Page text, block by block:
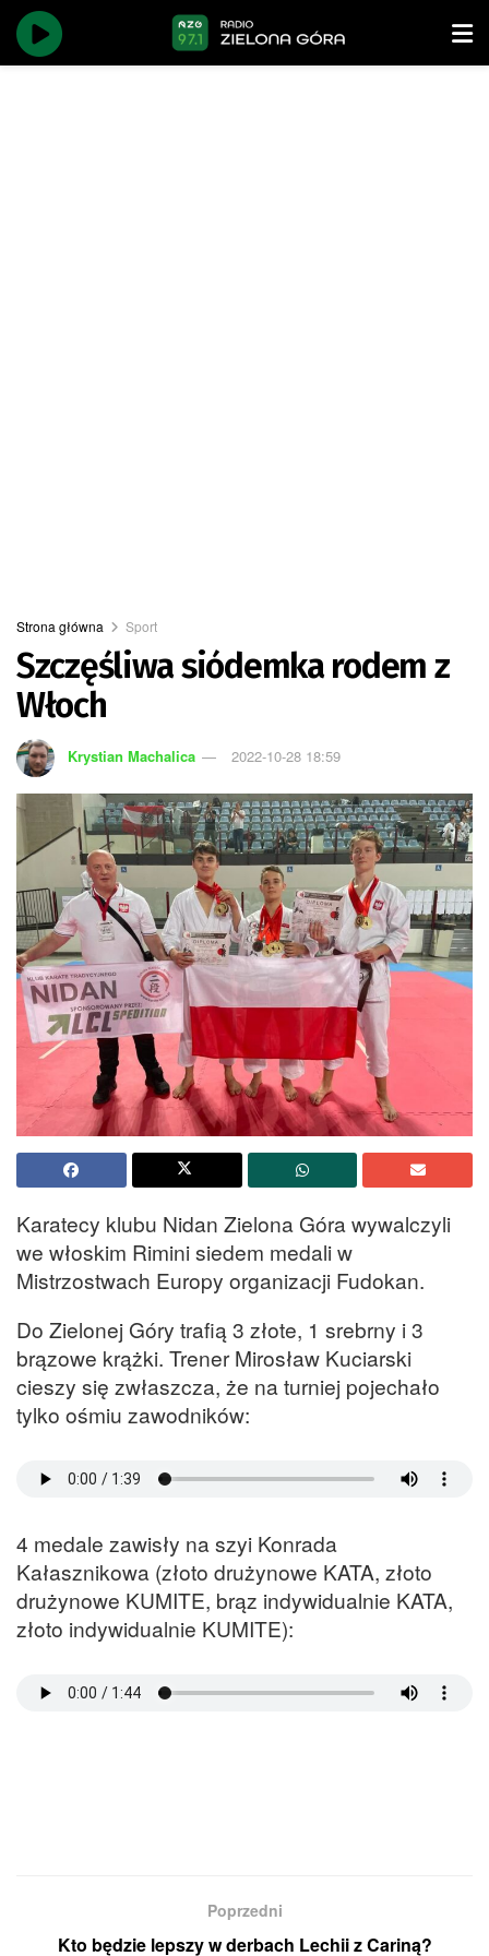
Strona główna Sport
Szczęśliwa siódemka rodem z
Włoch
Krystian Machalica 2022-10-28 18:59
Karatecy klubu Nidan Zielona Góra wywalczyli
we włoskim Rimini siedem medali w
Mistrzostwach Europy organizacji Fudokan.
Do Zielonej Góry trafią 3 złote, 1 srebrny i 3
brązowe krążki. Trener Mirosław Kuciarski
cieszy się zwłaszcza, że na turniej pojechało
tylko ośmiu zawodników:
4 medale zawisły na szyi Konrada
Kałasznikowa (złoto drużynowe KATA, złoto
drużynowe KUMITE, brąz indywidualnie KATA,
złoto indywidualnie KUMITE):
Poprzedni
Kto będzie lepszy w derbach Lechii z Cariną?